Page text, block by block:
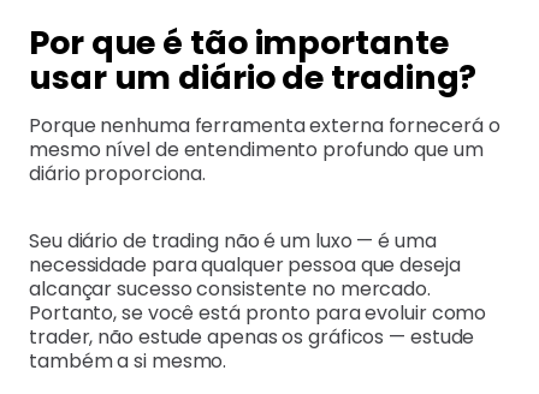
Por que é tão importante
usar um diário de trading?
Porque nenhuma ferramenta externa fornecerá o
mesmo nível de entendimento profundo que um
diário proporciona.
Seu diário de trading não é um luxo — é uma
necessidade para qualquer pessoa que deseja
alcançar sucesso consistente no mercado.
Portanto, se você está pronto para evoluir como
trader, não estude apenas os gráficos — estude
também a si mesmo.